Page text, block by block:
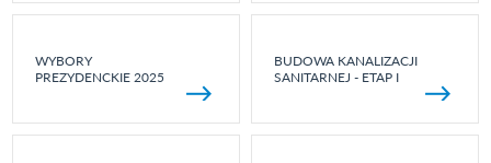
WYBORY
PREZYDENCKIE 2025
BUDOWA KANALIZACJI
SANITARNEJ - ETAP I